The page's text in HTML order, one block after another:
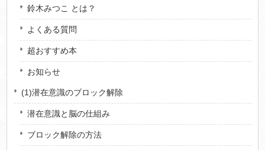
鈴木みつこ とは？
よくある質問
超おすすめ本
お知らせ
(1)潜在意識のブロック解除
潜在意識と脳の仕組み
ブロック解除の方法